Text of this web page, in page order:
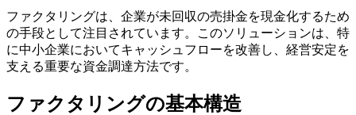
ファクタリングは、企業が未回収の売掛金を現金化するため
の手段として注目されています。このソリューションは、特
に中小企業においてキャッシュフローを改善し、経営安定を
支える重要な資金調達方法です。
ファクタリングの基本構造